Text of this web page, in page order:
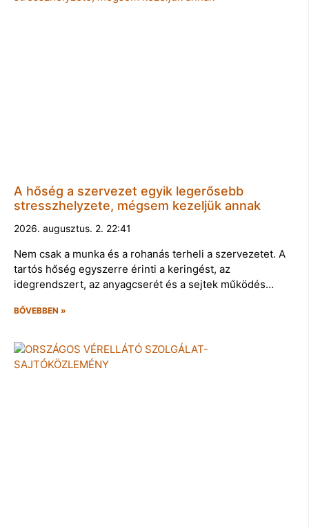
A hőség a szervezet egyik legerősebb
stresszhelyzete, mégsem kezeljük annak
2026. augusztus. 2. 22:41
Nem csak a munka és a rohanás terheli a szervezetet. A
tartós hőség egyszerre érinti a keringést, az
idegrendszert, az anyagcserét és a sejtek működés…
BŐVEBBEN »